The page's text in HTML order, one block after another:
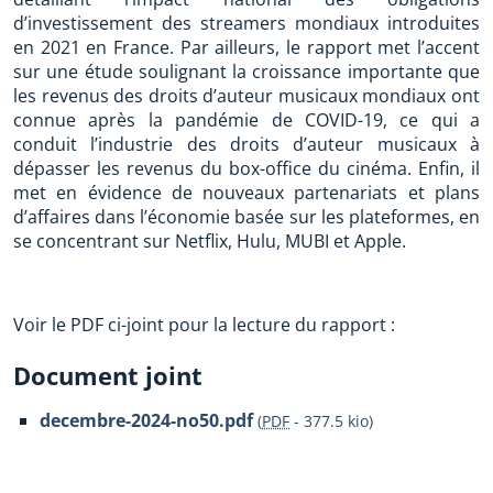
d’investissement des streamers mondiaux introduites
en 2021 en France. Par ailleurs, le rapport met l’accent
sur une étude soulignant la croissance importante que
les revenus des droits d’auteur musicaux mondiaux ont
connue après la pandémie de COVID-19, ce qui a
conduit l’industrie des droits d’auteur musicaux à
dépasser les revenus du box-office du cinéma. Enfin, il
met en évidence de nouveaux partenariats et plans
d’affaires dans l’économie basée sur les plateformes, en
se concentrant sur Netflix, Hulu, MUBI et Apple.
Voir le PDF ci-joint pour la lecture du rapport :
Document joint
decembre-2024-no50.pdf (PDF - 377.5 kio)